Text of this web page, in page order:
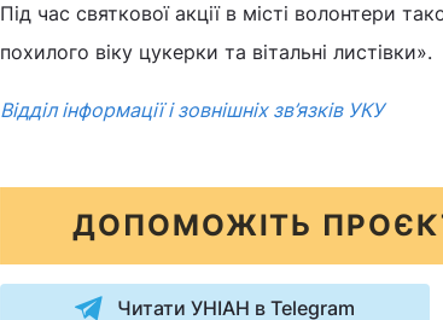
Під час святкової акції в місті волонтери
похилого віку цукерки та вітальні листівки».
Відділ інформації і зовнішніх зв’язків УКУ
ДОПОМОЖІТЬ
Читати УНІАН в Telegram